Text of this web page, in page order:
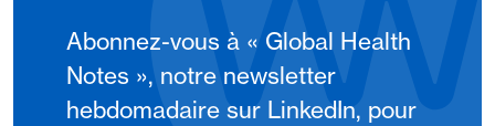
Abonnez-vous à « Global Health
Notes », notre newsletter
hebdomadaire sur LinkedIn, pour